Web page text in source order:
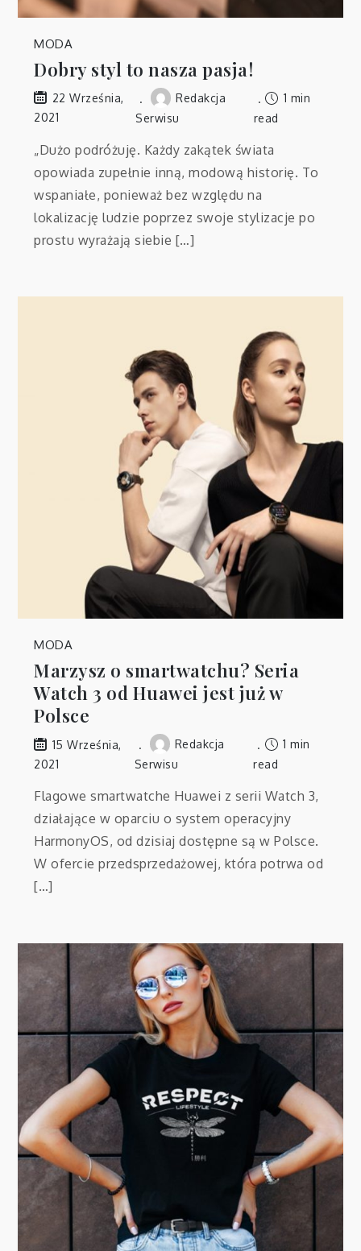
MODA
Dobry styl to nasza pasja!
22 Września,
2021
Redakcja
Serwisu
1 min
read
„Dużo podróżuję. Każdy zakątek świata
opowiada zupełnie inną, modową historię. To
wspaniałe, ponieważ bez względu na
lokalizację ludzie poprzez swoje stylizacje po
prostu wyrażają siebie […]
MODA
Marzysz o smartwatchu? Seria
Watch 3 od Huawei jest już w
Polsce
15 Września,
2021
Redakcja
Serwisu
1 min
read
Flagowe smartwatche Huawei z serii Watch 3,
działające w oparciu o system operacyjny
HarmonyOS, od dzisiaj dostępne są w Polsce.
W ofercie przedsprzedażowej, która potrwa od
[…]